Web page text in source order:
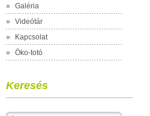
»
Galéria
»
Videótár
»
Kapcsolat
»
Öko-totó
Keresés